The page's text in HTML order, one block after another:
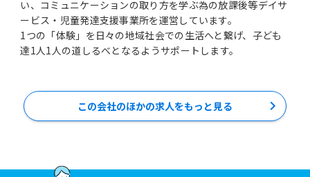
い、コミュニケーションの取り方を学ぶ為の放課後等デイサ
ービス・児童発達支援事業所を運営しています。
1つの「体験」を日々の地域社会での生活へと繋げ、子ども
達1人1人の道しるべとなるようサポートします。
この会社のほかの求人をもっと見る